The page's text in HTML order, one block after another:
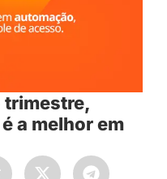
trimestre,
a melhor em